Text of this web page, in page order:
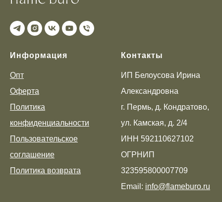
Информация
Опт
Оферта
Политика
конфиденциальности
Пользовательское
соглашение
Политика возврата
Контакты
ИП Белоусова Ирина
Александровна
г. Пермь, д. Кондратово,
ул. Камская, д. 2/4
ИНН 592110627102
ОГРНИП
323595800007709
Email: info@flameburo.ru